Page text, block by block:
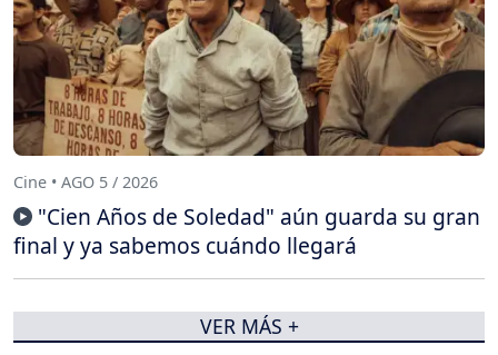
Cine • AGO 5 / 2026
"Cien Años de Soledad" aún guarda su gran
final y ya sabemos cuándo llegará
VER MÁS +